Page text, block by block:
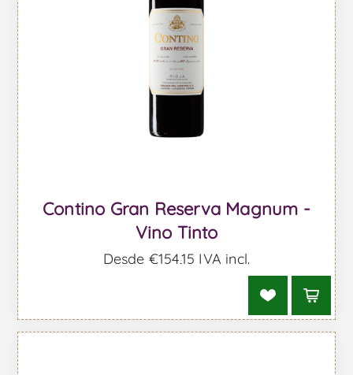
Contino Gran Reserva Magnum -
Vino Tinto
Desde €154,15 IVA incl.